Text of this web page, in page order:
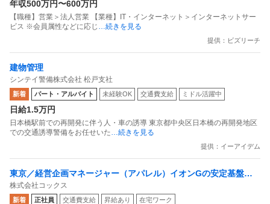
年収500万円〜600万円
【職種】営業＞法人営業 【業種】IT・インターネット＞インターネットサー
ビス ※会員属性などに応じ
…続きを見る
提供：ビズリーチ
建物管理
シンテイ警備株式会社 松戸支社
新着 パート・アルバイト 未経験OK 交通費支給 ミドル活躍中
日給1.5万円
日本橋駅前での再開発に伴う人・車の誘導 東京都中央区日本橋の再開発地区
での交通誘導警備をお任せいた …続きを見る
提供：イーアイデム
東京／経営企画マネージャー（アパレル）イオンGの安定基盤／
面接1回／即入社歓迎
株式会社コックス
新着 正社員 交通費支給 昇給あり 在宅ワーク